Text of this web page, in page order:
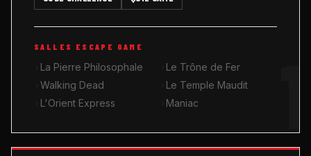
MUSIK ROOM KARAOKÉ
QUIZ GAME
SALLES ESCAPE GAME
La Pierre Philosophale
Le Trône de Fer
Walking Dead
Le Temple Maudit
L'Orient Express
Maniac